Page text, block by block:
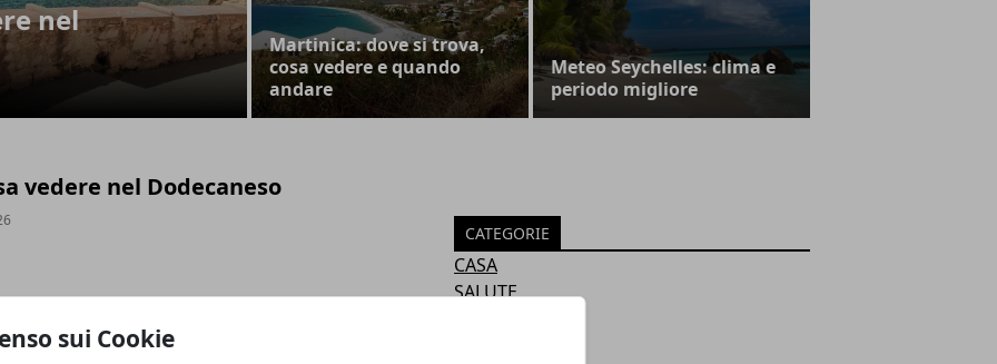
sui Cookie
nel
Martinica: dove si trova,
cosa vedere e quando
andare
Meteo Seychelles: clima e
periodo migliore
vedere nel Dodecaneso
dove andare e quando partire
CATEGORIE
CASA
SALUTE